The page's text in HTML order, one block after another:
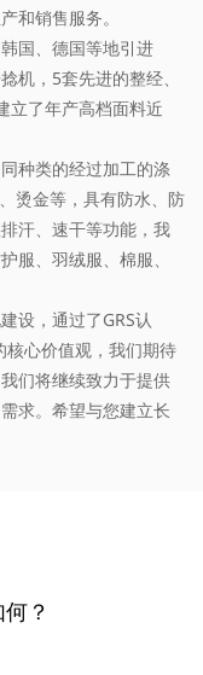
和销售服务。
国、德国等地引进
机，5套先进的整经、
立了年产高档面料近
种类的经过加工的涤
烫金等，具有防水、防
汗、速干等功能，我
服、羽绒服、棉服、
设，通过了GRS认
心价值观，我们期待
们将继续致力于提供
求。希望与您建立长